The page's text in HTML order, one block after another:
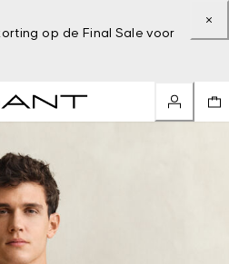
op de Final Sale voor